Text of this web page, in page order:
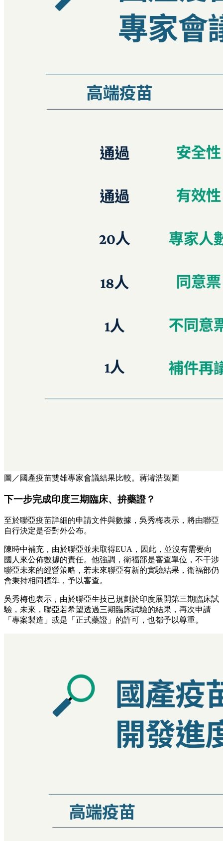
圖／國產疫苗雙雄專家會議結果比較。蔣濬浩製圖
下一步完成印度三期臨床、拚藥證？
至於聯亞疫苗詳細的申請文件與數據，吳秀梅表示，將由聯亞
自行決定是否對外公布。
陳時中補充，由於聯亞並未取得EUA，因此，並沒有需要向
國人來公佈數據的責任。他強調，衛福部是審查單位，不干涉
聯亞未來的經營策略，若未來聯亞有新的實驗結果，衛福部仍
會秉持相同標準，予以審查。
吳秀梅也表示，由於聯亞生技已規劃於印度展開第三期臨床試
驗，未來，聯亞若希望透過三期臨床試驗的結果，再次申請
「專案製造」或是「正式藥證」的許可，也都予以尊重。